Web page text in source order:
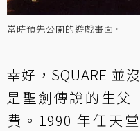
當時預先公開的遊戲畫面。
幸好，SQUARE 並
是聖劍傳說的生父
費。1990 年任天